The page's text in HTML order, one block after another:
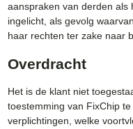
aanspraken van derden als
ingelicht, als gevolg
haar rechten ter zake naar
Overdracht
Het is de klant niet
toestemming van FixChip
verplichtingen, welke